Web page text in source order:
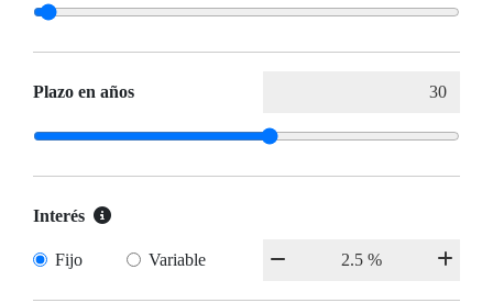
Plazo en años
Interés
Fijo Variable